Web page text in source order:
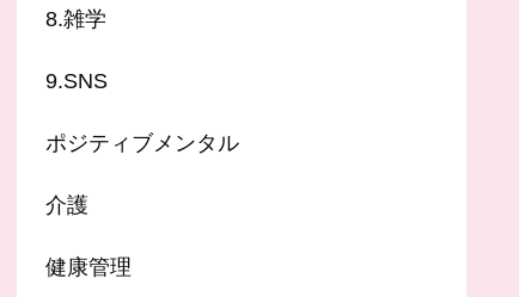
8.雑学
9.SNS
ポジティブメンタル
介護
健康管理